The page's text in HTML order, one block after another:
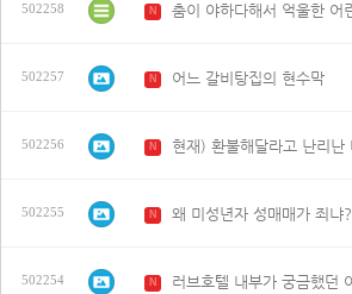
502258 N 춤이 야하다해서 억울한 어
502257 N 어느 갈비탕집의 현수막
502256 N 현재) 환불해달라고 난리난
502255 N
502254 N 러브호텔 내부가 궁금했던